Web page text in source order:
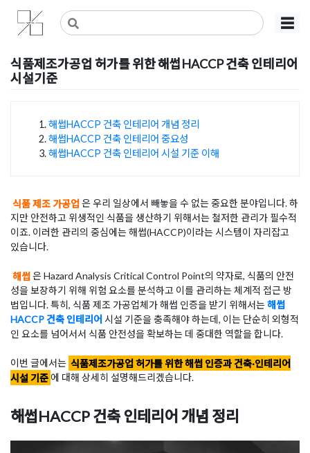
Skip
content
사무실인테리어 디자인 공사 비용견적 플랫폼
사무실인테리어 916
☰
식품제조가공업 허가를 위한 해썹HACCP 건축 인테리어
시설기준
해썹HACCP 건축 인테리어 개념 정리
해썹HACCP 건축 인테리어 중요성
해썹HACCP 건축 인테리어 시설 기준 이해
식품 제조 가공업 은 우리 일상에서 빼놓을 수 없는 중요한 분야입니다. 하
지만 안전하고 위생적인 식품을 생산하기 위해서는 철저한 관리가 필수적
이죠. 이러한 관리의 중심에는 해썹(HACCP)이라는 시스템이 자리잡고
있습니다.
해썹은 Hazard Analysis Critical Control Point의 약자로, 식품의 안전
성을 보장하기 위해 위험 요소를 분석하고 이를 관리하는 체계적 접근 방
법입니다. 특히, 식품 제조 가공업체가 해썹 인증을 받기 위해서는해썹
HACCP 건축 인테리어 시설 기준을 충족해야 하는데, 이는 단순히 외형적
인 요소를 넘어서서 식품 안전성을 확보하는 데 중대한 역할을 합니다.
이번 글에서는 식품제조가공업 허가를 위한 해썹 인증과 건축·인테리어
시설 기준 에 대해 상세히 설명해드리겠습니다.
해썹HACCP 건축 인테리어 개념 정리